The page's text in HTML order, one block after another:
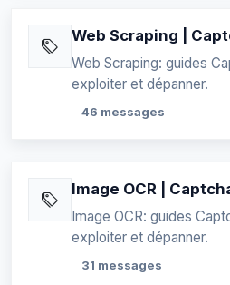
Web Scraping |
Web Scraping: guides
exploiter et dépanner.
46 messages
Image OCR |
Image OCR: guides
exploiter et dépanner.
31 messages